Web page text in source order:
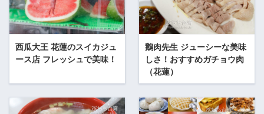
西瓜大王 花蓮のスイカジュ
ース店 フレッシュで美味！
鵝肉先生 ジューシーな美味
しさ！おすすめガチョウ肉
（花蓮）